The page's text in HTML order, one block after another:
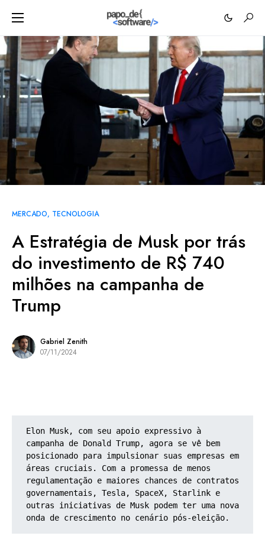
MERCADO TECNOLOGIA
A Estratégia de Musk por trás
do investimento de R$ 740
milhões na campanha de
Trump
Gabriel Zenith
07/11/2024
Elon Musk, com seu apoio expressivo à
campanha de Donald Trump, agora se vê bem
posicionado para impulsionar suas empresas em
áreas cruciais. Com a promessa de menos
regulamentação e maiores chances de contratos
governamentais, Tesla, SpaceX, Starlink e
outras iniciativas de Musk podem ter uma nova
onda de crescimento no cenário pós-eleição.